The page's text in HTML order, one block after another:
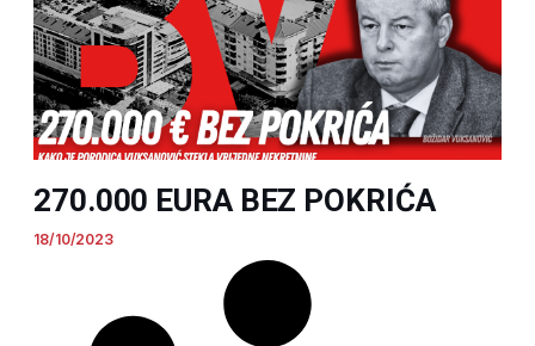
270.000 EURA BEZ POKRIĆA
18/10/2023